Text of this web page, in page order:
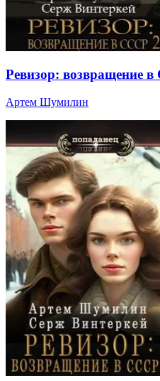
Ревизор: возвращение
Артем Шумилин